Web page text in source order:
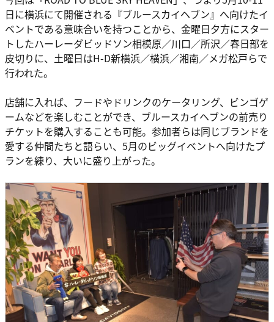
日に横浜にて開催される『ブルースカイヘブン』へ向けたイ
ベントである意味合いを持つことから、金曜日夕方にスター
トしたハーレーダビッドソン相模原／川口／所沢／春日部を
皮切りに、土曜日はH-D新横浜／横浜／湘南／メガ松戸らで
行われた。
店舗に入れば、フードやドリンクのケータリング、ビンゴゲ
ームなどを楽しむことができ、ブルースカイヘブンの前売り
チケットを購入することも可能。参加者らは同じブランドを
愛する仲間たちと語らい、5月のビッグイベントへ向けたプ
ランを練り、大いに盛り上がった。